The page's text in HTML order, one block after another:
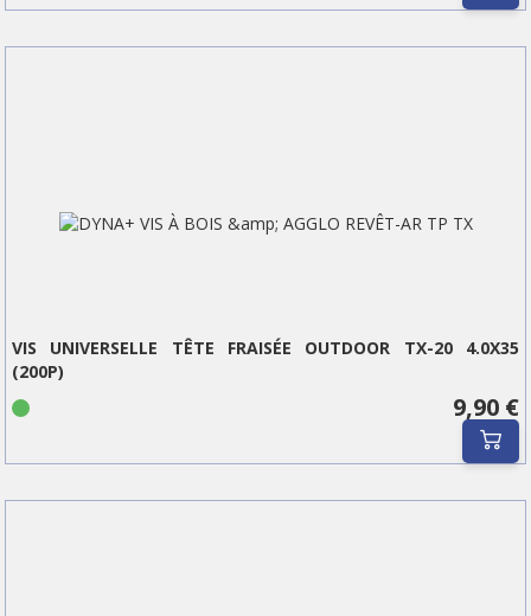
VIS UNIVERSELLE TÊTE FRAISÉE OUTDOOR TX-20 4.0X35
(200P)
9,90 €